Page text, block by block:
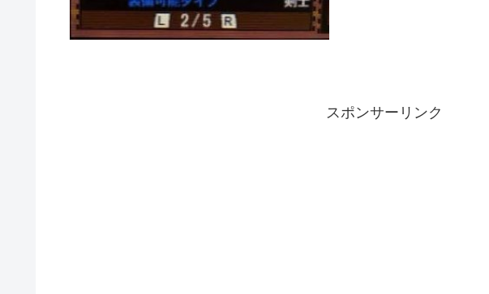
スポンサーリンク